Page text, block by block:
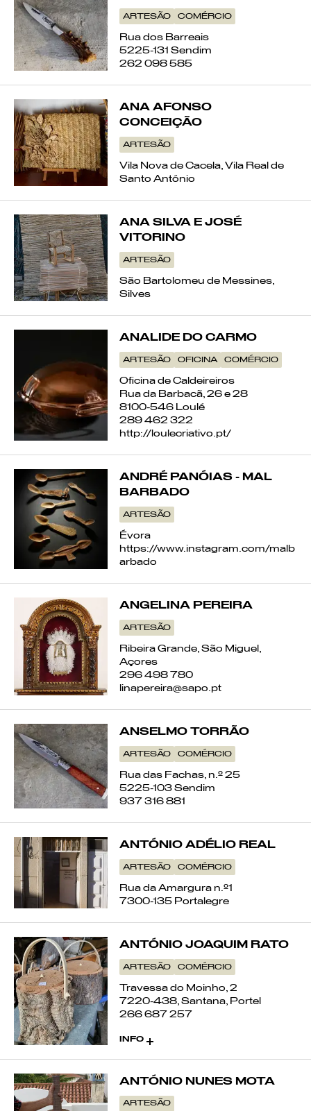
ARTESÃO COMÉRCIO
Rua dos Barreais
5225-131 Sendim
262 098 585
ANA AFONSO
CONCEIÇÃO
ARTESÃO
Vila Nova de Cacela, Vila Real de
Santo António
ANA SILVA E JOSÉ
VITORINO
ARTESÃO
São Bartolomeu de Messines,
Silves
ANALIDE DO CARMO
ARTESÃO OFICINA COMÉRCIO
Oficina de Caldeireiros
Rua da Barbacã, 26 e 28
8100-546 Loulé
289 462 322
http://loulecriativo.pt/
ANDRÉ PANÓIAS - MAL
BARBADO
ARTESÃO
Évora
https://www.instagram.com/malb
arbado
ANGELINA PEREIRA
ARTESÃO
Ribeira Grande, São Miguel,
Açores
296 498 780
linapereira@sapo.pt
ANSELMO TORRÃO
ARTESÃO COMÉRCIO
Rua das Fachas, n.º 25
5225-103 Sendim
937 316 881
ANTÓNIO ADÉLIO REAL
ARTESÃO COMÉRCIO
Rua da Amargura n.º1
7300-135 Portalegre
ANTÓNIO JOAQUIM RATO
ARTESÃO COMÉRCIO
Travessa do Moinho, 2
7220-438, Santana, Portel
266 687 257
INFO
ANTÓNIO NUNES MOTA
ARTESÃO